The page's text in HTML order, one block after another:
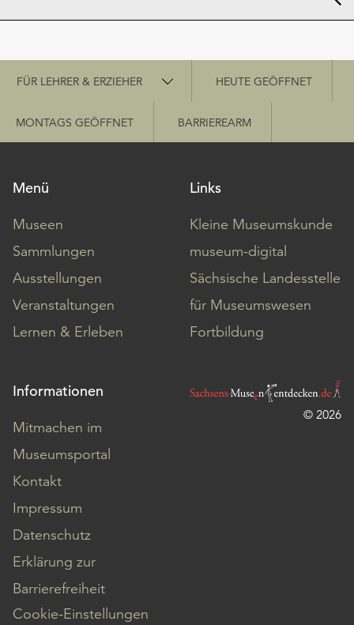
Schnellzugriff
FÜR LEHRER & ERZIEHER HEUTE GEÖFFNET
MONTAGS GEÖFFNET BARRIEREARM
Menü
Museen
Sammlungen
Ausstellungen
Veranstaltungen
Lernen & Erleben
Links
Kleine Museumskunde
museum-digital
Sächsische Landesstelle
für Museumswesen
Fortbildung
Informationen
Mitmachen im
Museumsportal
Kontakt
Impressum
Datenschutz
Erklärung zur
Barrierefreiheit
Cookie-Einstellungen
© 2026